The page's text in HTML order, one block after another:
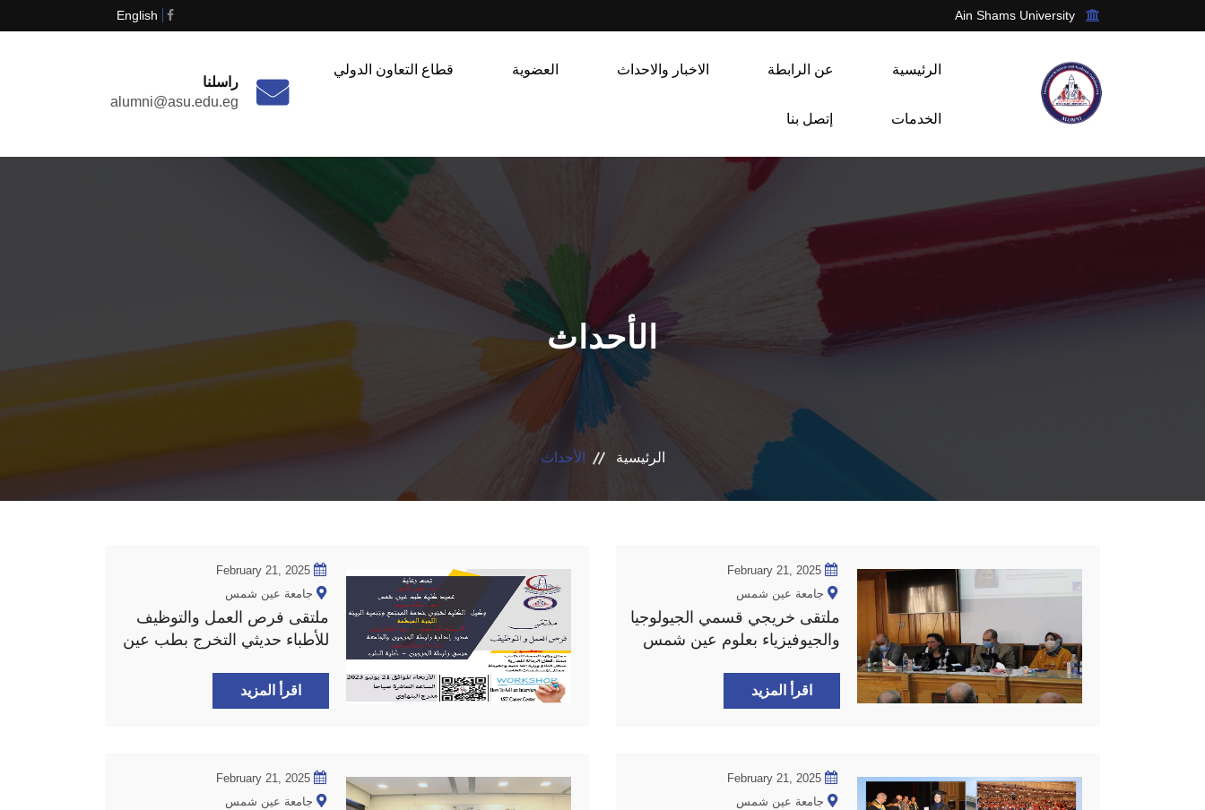
Ain Shams University
English
الرئيسية عن الرابطة الاخبار والاحداث العضوية قطاع التعاون الدولي
الخدمات إتصل بنا
راسلنا
alumni@asu.edu.eg
الأحداث
الرئيسية الأحداث
February 21, 2025
جامعة عين شمس
ملتقى خريجي قسمي الجيولوجيا
والجيوفيزياء بعلوم عين شمس
اقرأ المزيد
February 21, 2025
جامعة عين شمس
ملتقى فرص العمل والتوظيف
للأطباء حديثي التخرج بطب عين
اقرأ المزيد
February 21, 2025
جامعة عين شمس
February 21, 2025
جامعة عين شمس